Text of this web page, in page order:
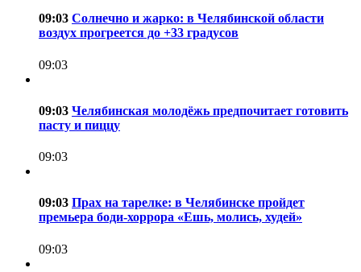
09:03 Солнечно и жарко: в Челябинской области
воздух прогреется до +33 градусов
09:03
09:03 Челябинская молодёжь предпочитает готовить
пасту и пиццу
09:03
09:03 Прах на тарелке: в Челябинске пройдет
премьера боди-хоррора «Ешь, молись, худей»
09:03